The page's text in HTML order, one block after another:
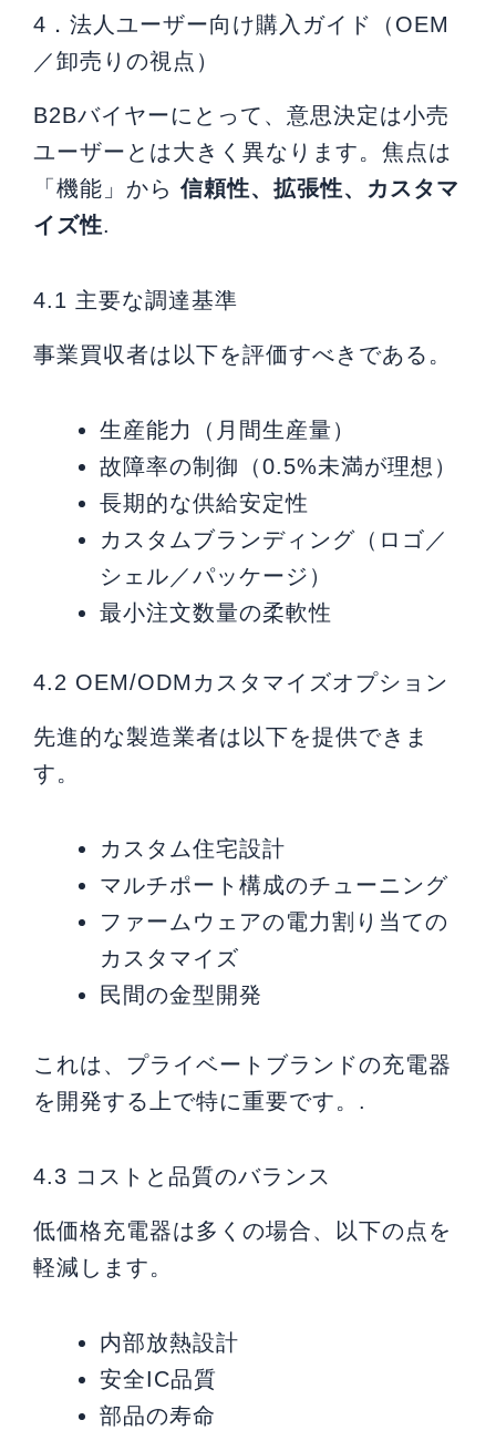
4．法人ユーザー向け購入ガイド（OEM
／卸売りの視点）
B2Bバイヤーにとって、意思決定は小売
ユーザーとは大きく異なります。焦点は
「機能」から信頼性、拡張性、カスタマ
イズ性.
4.1 主要な調達基準
事業買収者は以下を評価すべきである。
生産能力（月間生産量）
故障率の制御（0.5%未満が理想）
長期的な供給安定性
カスタムブランディング（ロゴ／
シェル／パッケージ）
最小注文数量の柔軟性
4.2 OEM/ODMカスタマイズオプション
先進的な製造業者は以下を提供できま
す。
カスタム住宅設計
マルチポート構成のチューニング
ファームウェアの電力割り当ての
カスタマイズ
民間の金型開発
これは、プライベートブランドの充電器
を開発する上で特に重要です。.
4.3 コストと品質のバランス
低価格充電器は多くの場合、以下の点を
軽減します。
内部放熱設計
安全IC品質
部品の寿命